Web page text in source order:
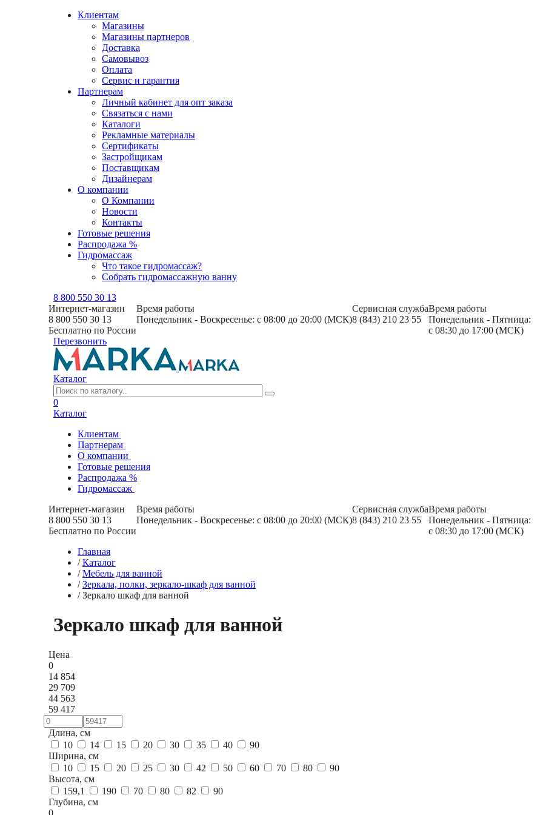
Клиентам
Магазины
Магазины партнеров
Доставка
Самовывоз
Оплата
Сервис и гарантия
Партнерам
Личный кабинет для опт заказа
Связаться с нами
Каталоги
Рекламные материалы
Сертификаты
Застройщикам
Поставщикам
Дизайнерам
О компании
О Компании
Новости
Контакты
Готовые решения
Распродажа %
Гидромассаж
Что такое гидромассаж?
Собрать гидромассажную ванну
8 800 550 30 13
Интернет-магазин
8 800 550 30 13
Бесплатно по России
Время работы
Понедельник - Воскресенье: с 08:00 до 20:00 (МСК)
Сервисная служба
8 (843) 210 23 55
Время работы
Понедельник - Пятница:
с 08:30 до 17:00 (МСК)
Перезвонить
Каталог
0
Каталог
Клиентам
Партнерам
О компании
Готовые решения
Распродажа %
Гидромассаж
Интернет-магазин
8 800 550 30 13
Бесплатно по России
Время работы
Понедельник - Воскресенье: с 08:00 до 20:00 (МСК)
Сервисная служба
8 (843) 210 23 55
Время работы
Понедельник - Пятница:
с 08:30 до 17:00 (МСК)
Главная
/ Каталог
/ Мебель для ванной
/ Зеркала, полки, зеркало-шкаф для ванной
/ Зеркало шкаф для ванной
Зеркало шкаф для ванной
Цена
0
14 854
29 709
44 563
59 417
Длина, см
10
14 15 20 30 35 40
90
Ширина, см
10
15 20 25 30 42 50 60 70 80
90
Высота, см
159,1
190 70 80 82
90
Глубина, см
0